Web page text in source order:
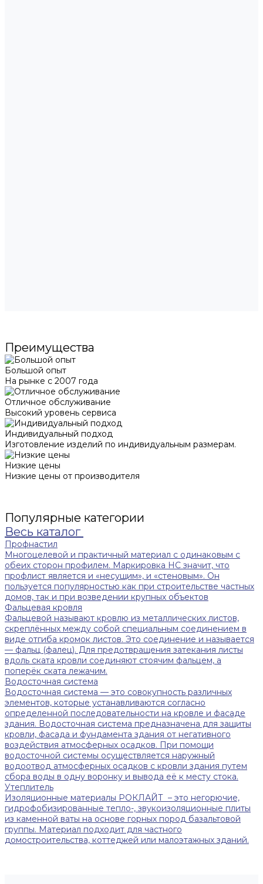
Преимущества
Большой опыт
На рынке с 2007 года
Отличное обслуживание
Высокий уровень сервиса
Индивидуальный подход
Изготовление изделий по индивидуальным размерам.
Низкие цены
Низкие цены от производителя
Популярные категории
Весь каталог
Профнастил
Многоцелевой и практичный материал с одинаковым с
обеих сторон профилем. Маркировка НС значит, что
профлист является и «несущим», и «стеновым». Он
пользуется популярностью как при строительстве частных
домов, так и при возведении крупных объектов
Фальцевая кровля
Фальцевой называют кровлю из металлических листов,
скреплённых между собой специальным соединением в
виде отгиба кромок листов. Это соединение и называется
— фальц (фалец). Для предотвращения затекания листы
вдоль ската кровли соединяют стоячим фальцем, а
поперёк ската лежачим.
Водосточная система
Водосточная система — это совокупность различных
элементов, которые устанавливаются согласно
определенной последовательности на кровле и фасаде
здания. Водосточная система предназначена для защиты
кровли, фасада и фундамента здания от негативного
воздействия атмосферных осадков. При помощи
водосточной системы осуществляется наружный
водоотвод атмосферных осадков с кровли здания путем
сбора воды в одну воронку и вывода её к месту стока.
Утеплитель
Изоляционные материалы РОКЛАЙТ – это негорючие,
гидрофобизированные тепло-, звукоизоляционные плиты
из каменной ваты на основе горных пород базальтовой
группы. Материал подходит для частного
домостроительства, коттеджей или малоэтажных зданий.